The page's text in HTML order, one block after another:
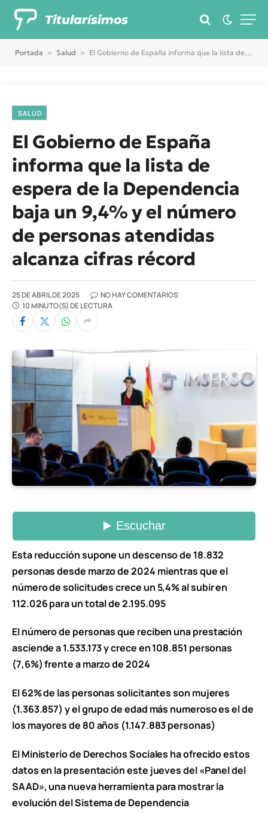
Titularísimos
Portada » Salud » El Gobierno de España informa que la lista de espera de la Dependencia baja un 9,4% y el número de personas atendidas alcanza cifras récord
SALUD
El Gobierno de España
informa que la lista de
espera de la Dependencia
baja un 9,4% y el número
de personas atendidas
alcanza cifras récord
25 DE ABRIL DE 2025
NO HAY COMENTARIOS
10 MINUTO(S) DE LECTURA
Esta reducción supone un descenso de 18.832
personas desde marzo de 2024 mientras que el
número de solicitudes crece un 5,4% al subir en
112.026 para un total de 2.195.095
El número de personas que reciben una prestación
asciende a 1.533.173 y crece en 108.851 personas
(7,6%) frente a marzo de 2024
El 62% de las personas solicitantes son mujeres
(1.363.857) y el grupo de edad más numeroso es el de
los mayores de 80 años (1.147.883 personas)
El Ministerio de Derechos Sociales ha ofrecido estos
datos en la presentación este jueves del «Panel del
SAAD», una nueva herramienta para mostrar la
evolución del Sistema de Dependencia